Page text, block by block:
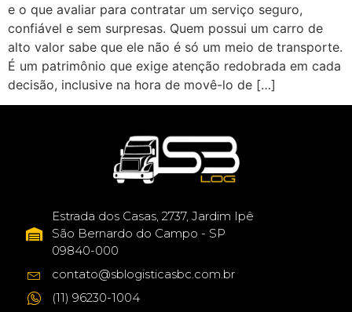
e o que avaliar para contratar um serviço seguro,
confiável e sem surpresas. Quem possui um carro de
alto valor sabe que ele não é só um meio de transporte.
É um patrimônio que exige atenção redobrada em cada
decisão, inclusive na hora de movê-lo de […]
Estrada dos Casas, 2737, Jardim Ipê
São Bernardo do Campo - SP
09840-000
contato@sblogisticasbc.com.br
(11) 96230-1004